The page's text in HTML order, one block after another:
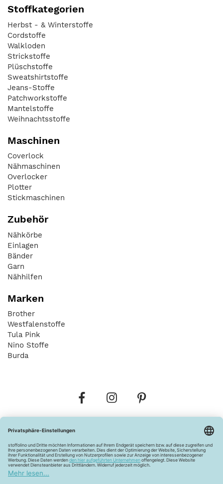
Stoffkategorien
Herbst - & Winterstoffe
Cordstoffe
Walkloden
Strickstoffe
Plüschstoffe
Sweatshirtstoffe
Jeans-Stoffe
Patchworkstoffe
Mantelstoffe
Weihnachtsstoffe
Maschinen
Coverlock
Nähmaschinen
Overlocker
Plotter
Stickmaschinen
Zubehör
Nähkörbe
Einlagen
Bänder
Garn
Nähhilfen
Marken
Brother
Westfalenstoffe
Tula Pink
Nino Stoffe
Burda
Widerrufsbelehrung Vertrag widerrufen
Barrierefreiheitserklärung